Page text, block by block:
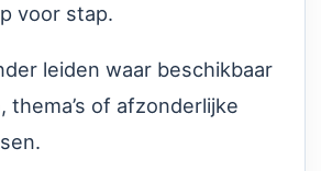
voor stap.
leiden waar beschikbaar
thema’s of afzonderlijke